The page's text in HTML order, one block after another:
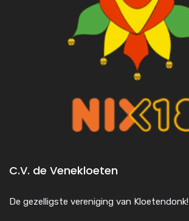
C.V. de Venekloeten
De gezelligste vereniging van Kloetendonk!